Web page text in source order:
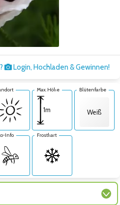
Zum nächsten Bild
Login, Hochladen & Gewinnen!
Max. Höhe
1m
Blütenfarbe
Weiß
Info Frosthart